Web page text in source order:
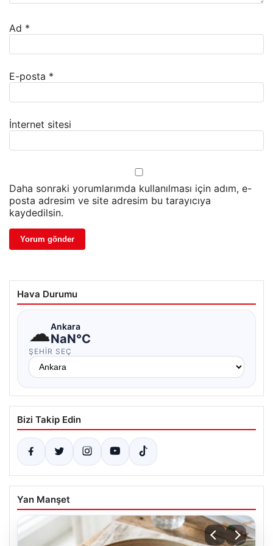
Ad *
E-posta *
İnternet sitesi
Daha sonraki yorumlarımda kullanılması için adım, e-
posta adresim ve site adresim bu tarayıcıya
kaydedilsin.
Hava Durumu
☁Ankara
NaN°C
ŞEHIR SEÇ
Bizi Takip Edin
Yan Manşet